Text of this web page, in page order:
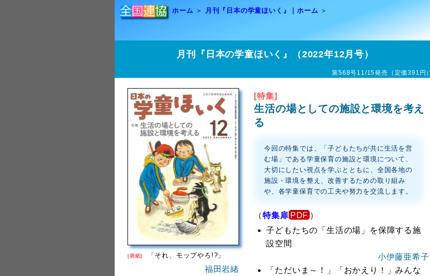
ホーム 月刊『日本の学童ほいく』｜ホーム
月刊『日本の学童ほいく』（2022年12月号）
第568号11/15発売（定価391円）
[表紙] 「それ、モップやろ!?」
福田岩緒
[特集]
生活の場としての施設と環境を考え
る
今回の特集では、「子どもたちが共に生活を営
む場」である学童保育の施設と環境について、
大切にしたい視点を学ぶとともに、全国各地の
施設・環境を整え、改善するための取り組み
や、各学童保育での工夫や努力を交流します。
（特集扉
）
子どもたちの「生活の場」を保障する施
設空間
小伊藤亜希子
「ただいま～！」「おかえり！」みんな